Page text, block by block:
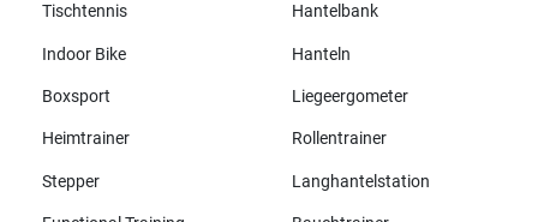
Tischtennis Hantelbank
Indoor Bike Hanteln
Boxsport Liegeergometer
Heimtrainer Rollentrainer
Stepper Langhantelstation